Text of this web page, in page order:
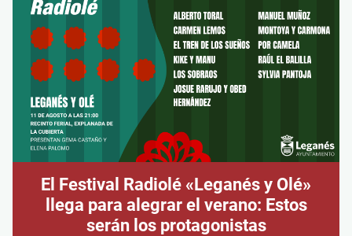
El Festival Radiolé «Leganés y Olé»
llega para alegrar el verano: Estos
serán los protagonistas